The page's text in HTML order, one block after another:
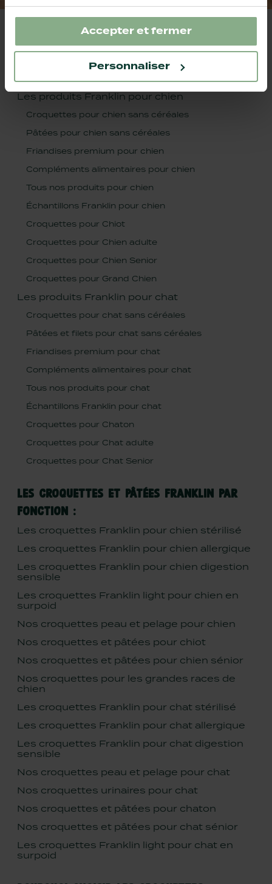
Accepter et fermer
Personnaliser
NOS CATÉGORIES DE PRODUITS POUR CHIEN ET
Les produits Franklin pour chien
Croquettes pour chien sans céréales
Pâtées pour chien sans céréales
Friandises premium pour chien
Compléments alimentaires pour chien
Tous nos produits pour chien
Échantillons Franklin pour chien
Croquettes pour Chiot
Croquettes pour Chien adulte
Croquettes pour Chien Senior
Croquettes pour Grand Chien
Les produits Franklin pour chat
Croquettes pour chat sans céréales
Pâtées et filets pour chat sans céréales
Friandises premium pour chat
Compléments alimentaires pour chat
Tous nos produits pour chat
Échantillons Franklin pour chat
Croquettes pour Chaton
Croquettes pour Chat adulte
Croquettes pour Chat Senior
LES CROQUETTES ET PÂTÉES FRANKLIN PAR
FONCTION :
Les croquettes Franklin pour chien stérilisé
Les croquettes Franklin pour chien allergique
Les croquettes Franklin pour chien digestion
sensible
Les croquettes Franklin light pour chien en
surpoid
Nos croquettes peau et pelage pour chien
Nos croquettes et pâtées pour chiot
Nos croquettes et pâtées pour chien sénior
Nos croquettes pour les grandes races de
chien
Les croquettes Franklin pour chat stérilisé
Les croquettes Franklin pour chat allergique
Les croquettes Franklin pour chat digestion
sensible
Nos croquettes peau et pelage pour chat
Nos croquettes urinaires pour chat
Nos croquettes et pâtées pour chaton
Nos croquettes et pâtées pour chat sénior
Les croquettes Franklin light pour chat en
surpoid